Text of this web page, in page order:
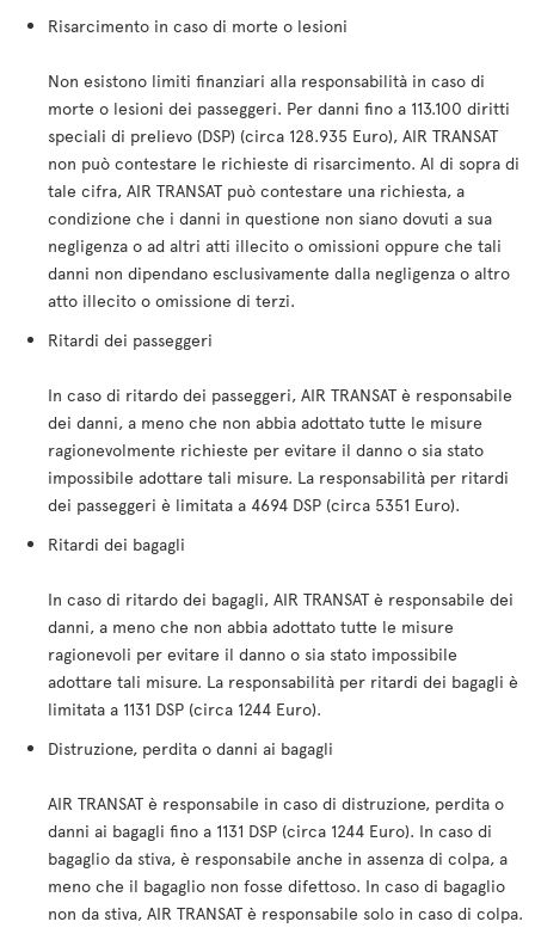
Risarcimento in caso di morte o lesioni
Non esistono limiti finanziari alla responsabilità in caso di
morte o lesioni dei passeggeri. Per danni fino a 113.100 diritti
speciali di prelievo (DSP) (circa 128.935 Euro), AIR TRANSAT
non può contestare le richieste di risarcimento. Al di sopra di
tale cifra, AIR TRANSAT può contestare una richiesta, a
condizione che i danni in questione non siano dovuti a sua
negligenza o ad altri atti illecito o omissioni oppure che tali
danni non dipendano esclusivamente dalla negligenza o altro
atto illecito o omissione di terzi.
Ritardi dei passeggeri
In caso di ritardo dei passeggeri, AIR TRANSAT è responsabile
dei danni, a meno che non abbia adottato tutte le misure
ragionevolmente richieste per evitare il danno o sia stato
impossibile adottare tali misure. La responsabilità per ritardi
dei passeggeri è limitata a 4694 DSP (circa 5351 Euro).
Ritardi dei bagagli
In caso di ritardo dei bagagli, AIR TRANSAT è responsabile dei
danni, a meno che non abbia adottato tutte le misure
ragionevoli per evitare il danno o sia stato impossibile
adottare tali misure. La responsabilità per ritardi dei bagagli è
limitata a 1131 DSP (circa 1244 Euro).
Distruzione, perdita o danni ai bagagli
AIR TRANSAT è responsabile in caso di distruzione, perdita o
danni ai bagagli fino a 1131 DSP (circa 1244 Euro). In caso di
bagaglio da stiva, è responsabile anche in assenza di colpa, a
meno che il bagaglio non fosse difettoso. In caso di bagaglio
non da stiva, AIR TRANSAT è responsabile solo in caso di colpa.